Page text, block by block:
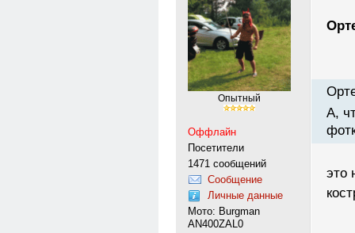
Опытный
Оффлайн
Посетители
1471 сообщений
Сообщение
Личные данные
Мото: Burgman
AN400ZAL0
А,
это